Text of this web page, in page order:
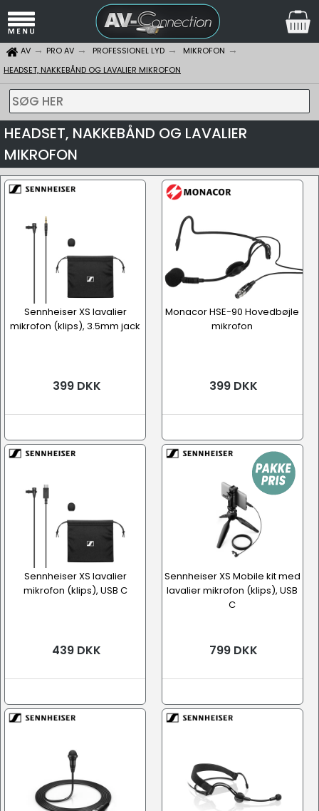
AV PRO AV PROFESSIONEL LYD
MIKROFON
HEADSET, NAKKEBÅND OG LAVALIER MIKROFON
SØG HER
HEADSET, NAKKEBÅND OG LAVALIER
MIKROFON
Sennheiser XS lavalier
mikrofon (klips), 3.5mm jack
399 DKK
Monacor HSE-90 Hovedbøjle
mikrofon
399 DKK
Sennheiser XS lavalier
mikrofon (klips), USB C
439 DKK
Sennheiser XS Mobile kit med
lavalier mikrofon (klips), USB
C
799 DKK